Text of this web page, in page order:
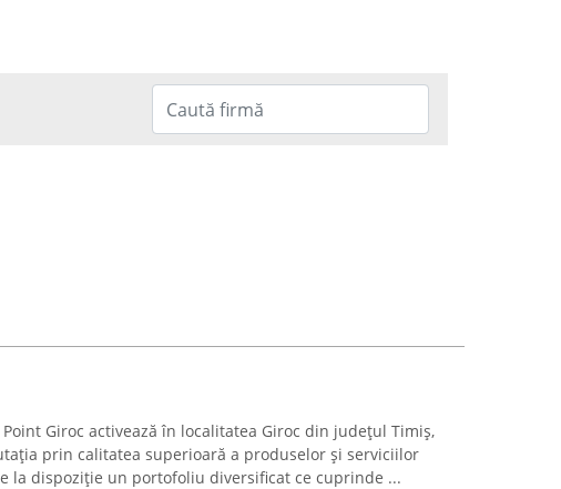
Giroc activează în localitatea Giroc din județul Timiș,
prin calitatea superioară a produselor și serviciilor
la dispoziție un portofoliu diversificat ce cuprinde ...